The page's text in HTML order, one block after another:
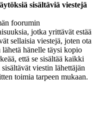
sisältäviä viestejä
foorumin
jotka yrittävät estää
sellaisia viestejä, joten ota
hänelle täysi kopio
että se sisältää kaikki
viestin lähettäjän
toimia tarpeen mukaan.